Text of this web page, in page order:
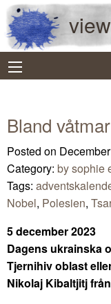
Bland
Posted on
Category: by sophie
Tags:
Nobel, Polesien,
5 december 2023
Dagens ukrainska
Tjernihiv oblast
Nikolaj Kibaltjitj